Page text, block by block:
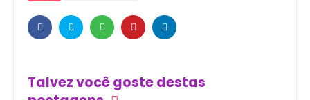
Talvez você goste destas